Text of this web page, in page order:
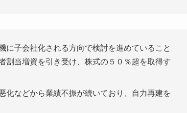
に子会社化される方向で検討を進めていること
割当増資を引き受け、株式の５０％超を取得す
化などから業績不振が続いており、自力再建を